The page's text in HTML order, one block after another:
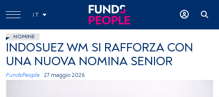
IT
NOMINE
INDOSUEZ WM SI RAFFORZA CON
UNA NUOVA NOMINA SENIOR
FundsPeople . 27 maggio 2026